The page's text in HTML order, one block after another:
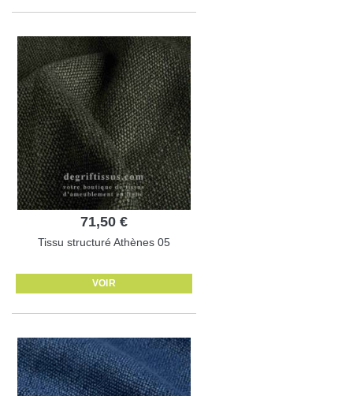
71,50 €
Tissu structuré Athènes 05
VOIR